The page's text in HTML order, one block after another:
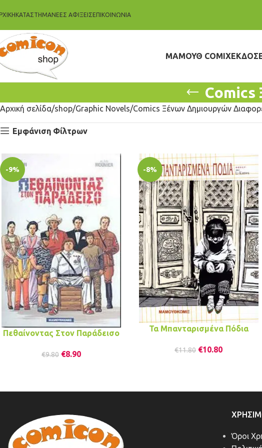
ΚΑΤΆΣΤΗΜΑΝΈΕΣ ΑΦΊΞΕΙΣΕΠΙΚΟΙΝΩΝΊΑ
ΜΑΜΟΥΘ COMIX
Comics
Αρχική σελίδα shop Graphic Novels Comics Ξένων Δημιουργών
Εμφάνιση Φίλτρων
-9%
Πεθαίνοντας Στον Παράδεισο
€9.80 €8.90
-8%
Τα Μπανταρισμένα Πόδια
€11.80 €10.80
Όροι